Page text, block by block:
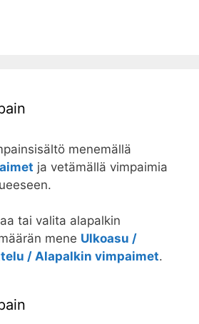
menemällä
ja vetämällä vimpaimia
tai valita alapalkin
mene Ulkoasu /
/ Alapalkin vimpaimet.